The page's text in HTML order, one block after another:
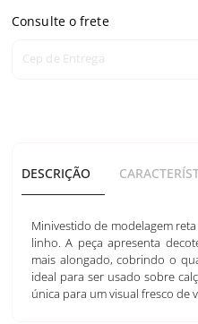
Consulte o frete
Cep de Entrega
DESCRIÇÃO
Minivestido de modelagem
linho. A peça apresenta
mais alongado, cobrindo o
ideal para ser usado sobre
única para um visual fresco de